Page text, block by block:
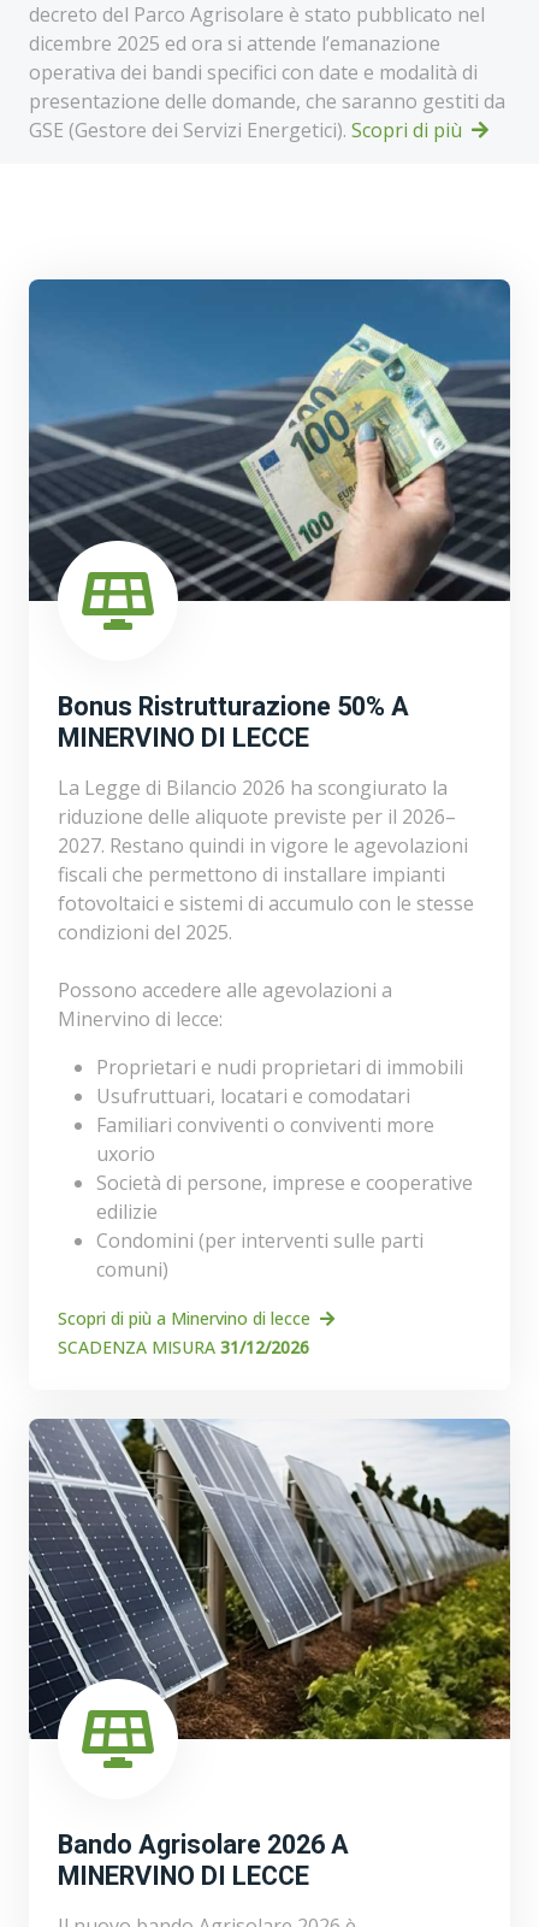
decreto del Parco Agrisolare è stato pubblicato nel
dicembre 2025 ed ora si attende l’emanazione
operativa dei bandi specifici con date e modalità di
presentazione delle domande, che saranno gestiti da
GSE (Gestore dei Servizi Energetici). Scopri di più
Bonus Ristrutturazione 50% A
MINERVINO DI LECCE
La Legge di Bilancio 2026 ha scongiurato la
riduzione delle aliquote previste per il 2026–
2027. Restano quindi in vigore le agevolazioni
fiscali che permettono di installare impianti
fotovoltaici e sistemi di accumulo con le stesse
condizioni del 2025.
Possono accedere alle agevolazioni a
Minervino di lecce:
Proprietari e nudi proprietari di immobili
Usufruttuari, locatari e comodatari
Familiari conviventi o conviventi more
uxorio
Società di persone, imprese e cooperative
edilizie
Condomini (per interventi sulle parti
comuni)
Scopri di più a Minervino di lecce
SCADENZA MISURA 31/12/2026
Bando Agrisolare 2026 A
MINERVINO DI LECCE